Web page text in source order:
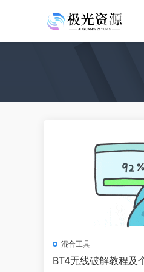
混合工具
BT4无线破解教程及